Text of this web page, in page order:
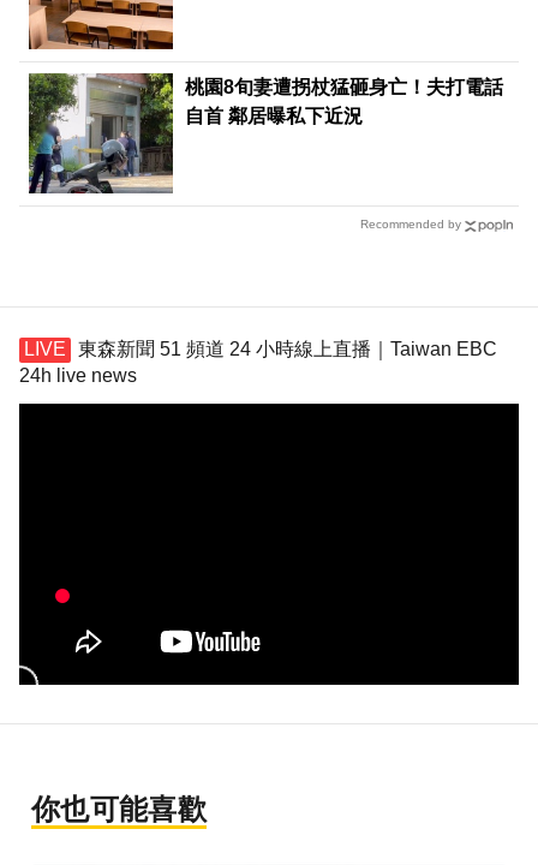
桃園8旬妻遭拐杖猛砸身亡！夫打電話
自首 鄰居曝私下近況
Recommended by
東森新聞 51 頻道 24 小時線上直播｜Taiwan EBC
24h live news
你也可能喜歡